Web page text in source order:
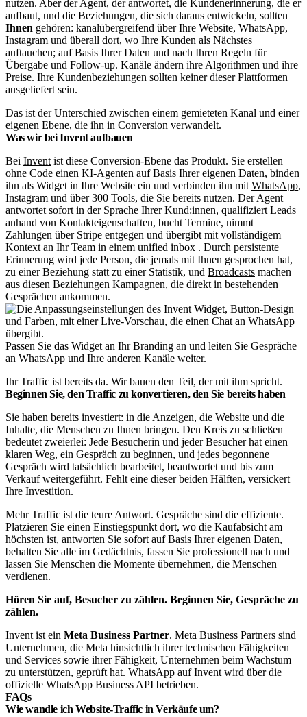
nutzen. Aber der Agent, der antwortet, die Kundenerinnerung, die er
aufbaut, und die Beziehungen, die sich daraus entwickeln, sollten
Ihnen gehören: kanalübergreifend über Ihre Website, WhatsApp,
Instagram und überall dort, wo Ihre Kunden als Nächstes
auftauchen; auf Basis Ihrer Daten und nach Ihren Regeln für
Übergabe und Follow-up. Kanäle ändern ihre Algorithmen und ihre
Preise. Ihre Kundenbeziehungen sollten keiner dieser Plattformen
ausgeliefert sein.
Das ist der Unterschied zwischen einem gemieteten Kanal und einer
eigenen Ebene, die ihn in Conversion verwandelt.
Was wir bei Invent aufbauen
Bei Invent ist diese Conversion-Ebene das Produkt. Sie erstellen
ohne Code einen KI-Agenten auf Basis Ihrer eigenen Daten, binden
ihn als Widget in Ihre Website ein und verbinden ihn mit WhatsApp,
Instagram und über 300 Tools, die Sie bereits nutzen. Der Agent
antwortet sofort in der Sprache Ihrer Kund:innen, qualifiziert Leads
anhand von Kontakteigenschaften, bucht Termine, nimmt
Zahlungen über Stripe entgegen und übergibt mit vollständigem
Kontext an Ihr Team in einem unified inbox . Durch persistente
Erinnerung wird jede Person, die jemals mit Ihnen gesprochen hat,
zu einer Beziehung statt zu einer Statistik, und Broadcasts machen
aus diesen Beziehungen Kampagnen, die direkt in bestehenden
Gesprächen ankommen.
Passen Sie das Widget an Ihr Branding an und leiten Sie Gespräche
an WhatsApp und Ihre anderen Kanäle weiter.
Ihr Traffic ist bereits da. Wir bauen den Teil, der mit ihm spricht.
Beginnen Sie, den Traffic zu konvertieren, den Sie bereits haben
Sie haben bereits investiert: in die Anzeigen, die Website und die
Inhalte, die Menschen zu Ihnen bringen. Den Kreis zu schließen
bedeutet zweierlei: Jede Besucherin und jeder Besucher hat einen
klaren Weg, ein Gespräch zu beginnen, und jedes begonnene
Gespräch wird tatsächlich bearbeitet, beantwortet und bis zum
Verkauf weitergeführt. Fehlt eine dieser beiden Hälften, versickert
Ihre Investition.
Mehr Traffic ist die teure Antwort. Gespräche sind die effiziente.
Platzieren Sie einen Einstiegspunkt dort, wo die Kaufabsicht am
höchsten ist, antworten Sie sofort auf Basis Ihrer eigenen Daten,
behalten Sie alle im Gedächtnis, fassen Sie professionell nach und
lassen Sie Menschen die Momente übernehmen, die Menschen
verdienen.
Hören Sie auf, Besucher zu zählen. Beginnen Sie, Gespräche zu
zählen.
Invent ist ein Meta Business Partner. Meta Business Partners sind
Unternehmen, die Meta hinsichtlich ihrer technischen Fähigkeiten
und Services sowie ihrer Fähigkeit, Unternehmen beim Wachstum
zu unterstützen, geprüft hat. WhatsApp auf Invent wird über die
offizielle WhatsApp Business API betrieben.
FAQs
Wie wandle ich Website-Traffic in Verkäufe um?